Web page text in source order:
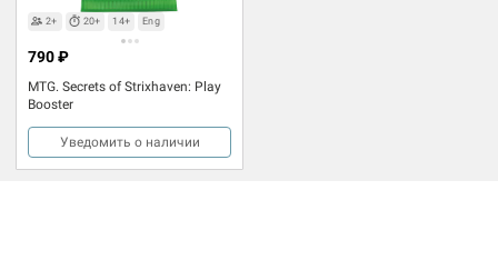
2+ 20+ 14+ Eng
MTG. Secrets of Strixhaven: Play
Booster
790 ₽
Уведомить о наличии